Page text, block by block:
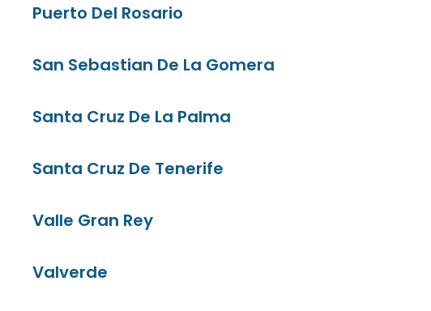
Puerto Del Rosario
San Sebastian De La Gomera
Santa Cruz De La Palma
Santa Cruz De Tenerife
Valle Gran Rey
Valverde